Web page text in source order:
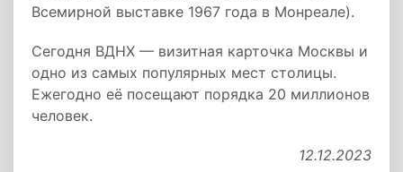
Всемирной выставке 1967 года в Монреале).
Сегодня ВДНХ — визитная карточка Москвы и
одно из самых популярных мест столицы.
Ежегодно её посещают порядка 20 миллионов
человек.
12.12.2023